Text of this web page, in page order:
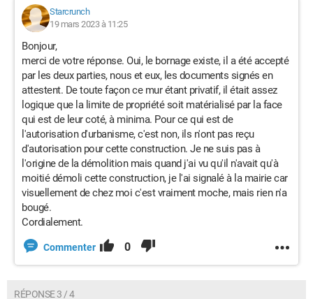
Starcrunch
19 mars 2023 à 11:25
Bonjour,
merci de votre réponse. Oui, le bornage existe, il a été accepté
par les deux parties, nous et eux, les documents signés en
attestent. De toute façon ce mur étant privatif, il était assez
logique que la limite de propriété soit matérialisé par la face
qui est de leur coté, à minima. Pour ce qui est de
l'autorisation d'urbanisme, c'est non, ils n'ont pas reçu
d'autorisation pour cette construction. Je ne suis pas à
l'origine de la démolition mais quand j'ai vu qu'il n'avait qu'à
moitié démoli cette construction, je l'ai signalé à la mairie car
visuellement de chez moi c'est vraiment moche, mais rien n'a
bougé.
Cordialement.
Commenter 0
RÉPONSE 3 / 4